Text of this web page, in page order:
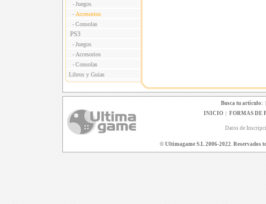
- Juegos
- Accesorios
- Consolas
PS3
- Juegos
- Accesorios
- Consolas
Libros y Guias
Busca tu artículo:
INICIO| FORMAS DE
Datos de
© Ultimagame S.L 2006-2022. Reservados